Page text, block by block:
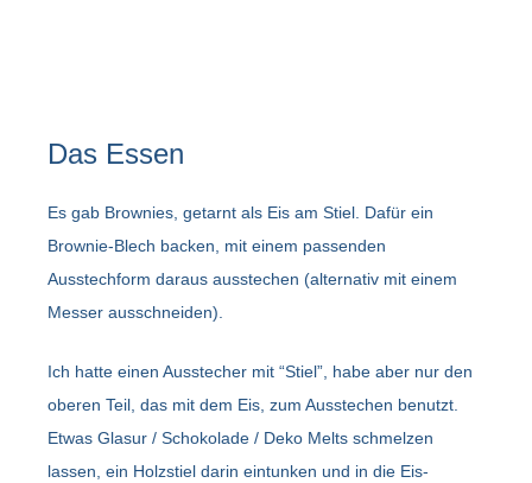
Das Essen
Es gab Brownies, getarnt als Eis am Stiel. Dafür ein
Brownie-Blech backen, mit einem passenden
Ausstechform daraus ausstechen (alternativ mit einem
Messer ausschneiden).
Ich hatte einen Ausstecher mit “Stiel”, habe aber nur den
oberen Teil, das mit dem Eis, zum Ausstechen benutzt.
Etwas Glasur / Schokolade / Deko Melts schmelzen
lassen, ein Holzstiel darin eintunken und in die Eis-